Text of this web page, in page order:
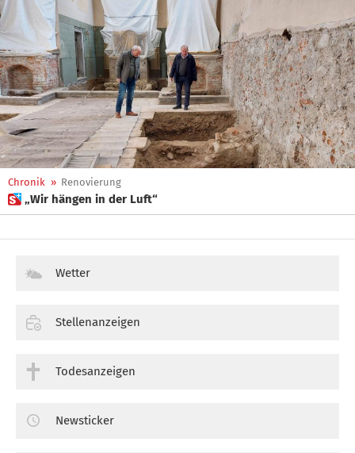
Chronik » Renovierung
 „Wir hängen in der Luft“
Wetter
Stellenanzeigen
Todesanzeigen
Newsticker